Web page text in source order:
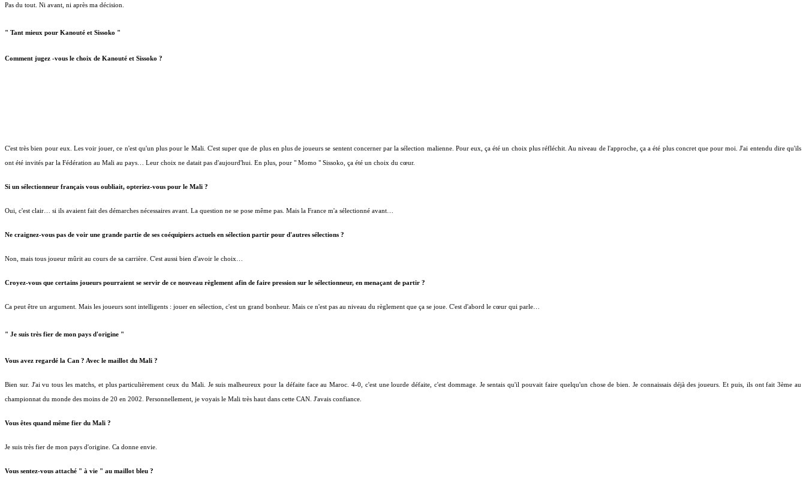
Pas du tout. Ni avant, ni après ma décision.
" Tant mieux pour Kanouté et Sissoko "
Comment jugez -vous le choix de Kanouté et Sissoko ?
C'est très bien pour eux. Les voir jouer, ce n'est qu'un plus pour le Mali. C'est super que de plus en plus de joueurs se sentent concerner par la sélection malienne. Pour eux, ça été un choix plus réfléchit. Au niveau de l'approche, ça a été plus concret que pour moi. J'ai entendu dire qu'ils
ont été invités par la Fédération au Mali au pays… Leur choix ne datait pas d'aujourd'hui. En plus, pour " Momo " Sissoko, ça été un choix du cœur.
Si un sélectionneur français vous oubliait, opteriez-vous pour le Mali ?
Oui, c'est clair… si ils avaient fait des démarches nécessaires avant. La question ne se pose même pas. Mais la France m'a sélectionné avant…
Ne craignez-vous pas de voir une grande partie de ses coéquipiers actuels en sélection partir pour d'autres sélections ?
Non, mais tous joueur mûrit au cours de sa carrière. C'est aussi bien d'avoir le choix…
Croyez-vous que certains joueurs pourraient se servir de ce nouveau règlement afin de faire pression sur le sélectionneur, en menaçant de partir ?
Ca peut être un argument. Mais les joueurs sont intelligents : jouer en sélection, c'est un grand bonheur. Mais ce n'est pas au niveau du règlement que ça se joue. C'est d'abord le cœur qui parle…
" Je suis très fier de mon pays d'origine "
Vous avez regardé la Can ? Avec le maillot du Mali ?
Bien sur. J'ai vu tous les matchs, et plus particulièrement ceux du Mali. Je suis malheureux pour la défaite face au Maroc. 4-0, c'est une lourde défaite, c'est dommage. Je sentais qu'il pouvait faire quelqu'un chose de bien. Je connaissais déjà des joueurs. Et puis, ils ont fait 3ème au
championnat du monde des moins de 20 en 2002. Personnellement, je voyais le Mali très haut dans cette CAN. J'avais confiance.
Vous êtes quand même fier du Mali ?
Je suis très fier de mon pays d'origine. Ca donne envie.
Vous sentez-vous attaché " à vie " au maillot bleu ?